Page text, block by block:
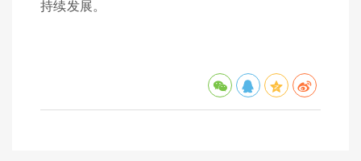
持续发展。